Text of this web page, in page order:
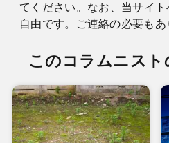
てください。なお、当サイ
自由です。ご連絡の必要もあ
このコラムニスト